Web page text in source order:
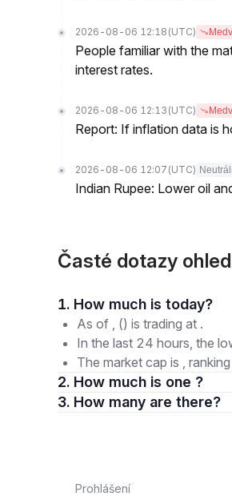
2026-08-06 12:18 (UTC)
People familiar with the
interest rates.
2026-08-06 12:13 (UTC)
Report: If inflation data is
2026-08-06 12:07 (UTC)
Indian Rupee: Lower oil
Časté dotazy
1. How much is today?
As of , () is trading at .
In the last 24 hours, the
The market cap is ,
2. How much is one ?
3. How many are there?
Prohlášení